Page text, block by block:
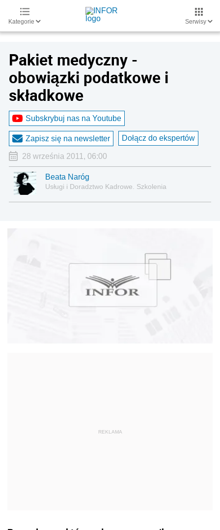
Kategorie Serwisy
Pakiet medyczny -
obowiązki podatkowe i
składkowe
Subskrybuj nas na Youtube
Zapisz się na newsletter Dołącz do ekspertów
28 września 2011, 06:00
Beata Naróg
Usługi i Doradztwo Kadrowe. Szkolenia